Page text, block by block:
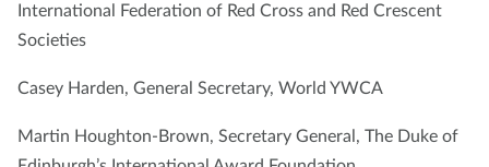
International Federation of Red Cross and Red Crescent
Societies
Casey Harden, General Secretary, World YWCA
Martin Houghton-Brown, Secretary General, The Duke of